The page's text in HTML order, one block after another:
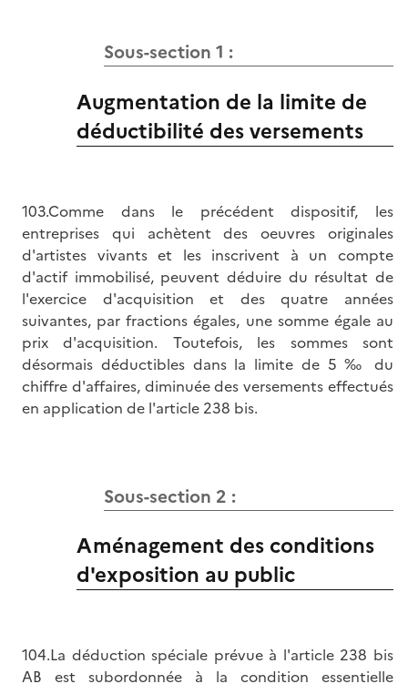
Sous-section 1 :
Augmentation de la limite de
déductibilité des versements
103.Comme dans le précédent dispositif, les
entreprises qui achètent des oeuvres originales
d'artistes vivants et les inscrivent à un compte
d'actif immobilisé, peuvent déduire du résultat de
l'exercice d'acquisition et des quatre années
suivantes, par fractions égales, une somme égale au
prix d'acquisition. Toutefois, les sommes sont
désormais déductibles dans la limite de 5 ‰ du
chiffre d'affaires, diminuée des versements effectués
en application de l'article 238 bis.
Sous-section 2 :
Aménagement des conditions
d'exposition au public
104.La déduction spéciale prévue à l'article 238 bis
AB est subordonnée à la condition essentielle